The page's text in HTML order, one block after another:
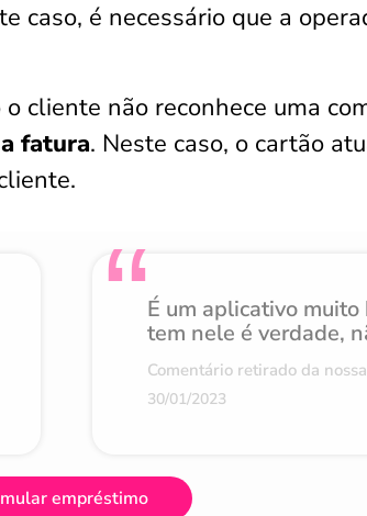
caso, é necessário que a
cliente não reconhece uma
fatura. Neste caso, o cartão
É um aplicativo
tem nele é verdade,
Comentário retirado da
30/01/2023
empréstimo